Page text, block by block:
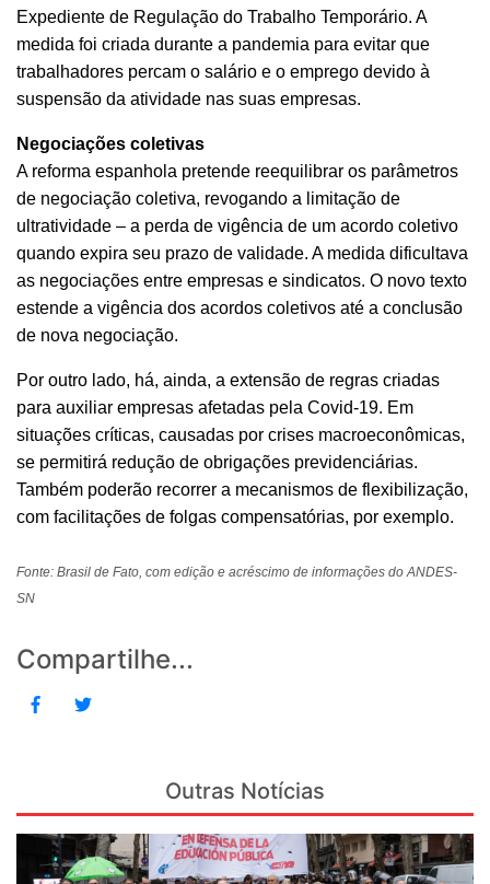
Expediente de Regulação do Trabalho Temporário. A
medida foi criada durante a pandemia para evitar que
trabalhadores percam o salário e o emprego devido à
suspensão da atividade nas suas empresas.
Negociações coletivas
A reforma espanhola pretende reequilibrar os parâmetros
de negociação coletiva, revogando a limitação de
ultratividade – a perda de vigência de um acordo coletivo
quando expira seu prazo de validade. A medida dificultava
as negociações entre empresas e sindicatos. O novo texto
estende a vigência dos acordos coletivos até a conclusão
de nova negociação.
Por outro lado, há, ainda, a extensão de regras criadas
para auxiliar empresas afetadas pela Covid-19. Em
situações críticas, causadas por crises macroeconômicas,
se permitirá redução de obrigações previdenciárias.
Também poderão recorrer a mecanismos de flexibilização,
com facilitações de folgas compensatórias, por exemplo.
Fonte: Brasil de Fato, com edição e acréscimo de informações do ANDES-
SN
Compartilhe...
Outras Notícias